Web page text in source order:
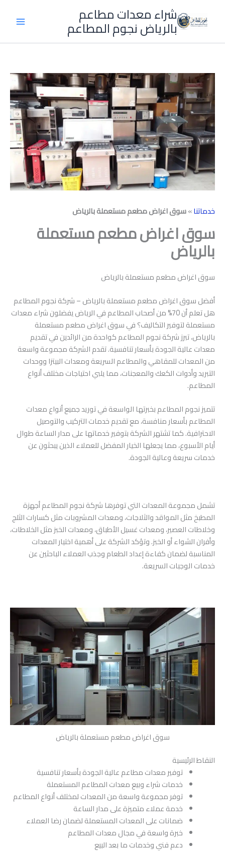
المحتوى
شراء معدات مطاعم
بالرياض نجوم المطاعم
خدماتنا»سوق اغراض مطعم مستعملة بالرياض
سوق اغراض مطعم مستعملة
بالرياض
سوق اغراض مطعم مستعملة بالرياض
أفضل سوق اغراض مطعم مستعملة بالرياض – شركة نجوم المطاعم
هل تعلم أن 70% من أصحاب المطاعم في الرياض يفضلون شراء معدات
مستعملة لتوفير التكاليف؟ في سوق اغراض مطعم مستعملة
بالرياض، تبرز شركة نجوم المطاعم كواحدة من الرائدين في تقديم
معدات عالية الجودة بأسعار تنافسية. تقدم الشركة مجموعة واسعة
من المعدات للمقاهي والمطاعم السريعة ومعدات البيتزا ووحدات
التبريد وأدوات الكعك والمعجنات، مما يلبي احتياجات مختلف أنواع
المطاعم.
تتميز نجوم المطاعم بخبرتها الواسعة في توريد جميع أنواع معدات
المطاعم بأسعار منافسة، مع تقديم خدمات التركيب والتوصيل
الاحترافية. كما تشتهر الشركة بتوفير خدماتها على مدار الساعة طوال
أيام الأسبوع، مما يجعلها الخيار المفضل للعملاء الذين يبحثون عن
خدمات سريعة وعالية الجودة.
تشمل مجموعة المعدات التي توفرها شركة نجوم المطاعم أجهزة
المطبخ مثل المواقد والثلاجات، ومعدات المشروبات مثل كسارات الثلج
وخلاطات العصير، ومعدات غسيل الأطباق، ومعدات الخبز مثل الخلاطات،
وأفران الشواء أو الخبز. وتؤكد الشركة على أهمية اختيار المعدات
المناسبة لضمان كفاءة إعداد الطعام وجذب العملاء الباحثين عن
خدمات الوجبات السريعة.
سوق اغراض مطعم مستعملة بالرياض
النقاط الرئيسية
توفير معدات مطاعم عالية الجودة بأسعار تنافسية
خدمات شراء وبيع معدات المطاعم المستعملة
توفر مجموعة واسعة من المعدات لمختلف أنواع المطاعم
خدمة عملاء متميزة على مدار الساعة
ضمانات على المعدات المستعملة لضمان رضا العملاء
خبرة واسعة في مجال معدات المطاعم
دعم فني وخدمات ما بعد البيع